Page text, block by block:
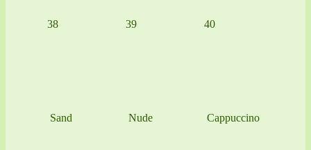
38
Sand
39
Nude
40
Cappuccino